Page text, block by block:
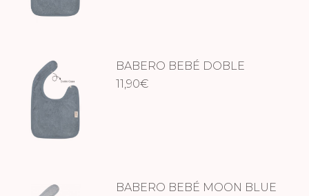
BABERO BEBÉ DOBLE
MARIN
11,90€
BABERO BEBÉ MOON BLUE